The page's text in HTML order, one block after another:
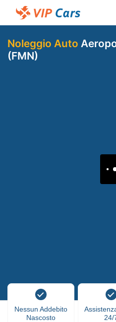
Noleggio Auto
(FMN)
Nessun Addebito
Nascosto
24/